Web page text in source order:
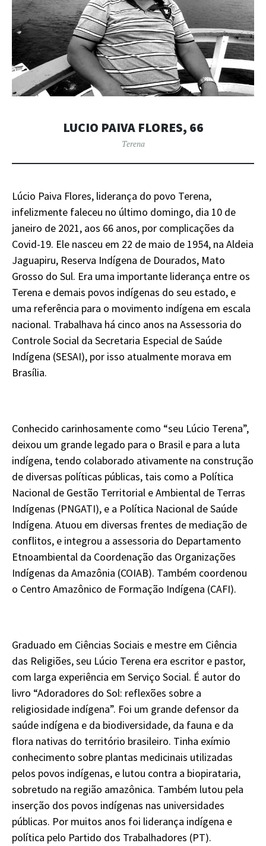
LUCIO PAIVA FLORES, 66
Terena
Lúcio Paiva Flores, liderança do povo Terena,
infelizmente faleceu no último domingo, dia 10 de
janeiro de 2021, aos 66 anos, por complicações da
Covid-19. Ele nasceu em 22 de maio de 1954, na Aldeia
Jaguapiru, Reserva Indígena de Dourados, Mato
Grosso do Sul. Era uma importante liderança entre os
Terena e demais povos indígenas do seu estado, e
uma referência para o movimento indígena em escala
nacional. Trabalhava há cinco anos na Assessoria do
Controle Social da Secretaria Especial de Saúde
Indígena (SESAI), por isso atualmente morava em
Brasília.
Conhecido carinhosamente como “seu Lúcio Terena”,
deixou um grande legado para o Brasil e para a luta
indígena, tendo colaborado ativamente na construção
de diversas políticas públicas, tais como a Política
Nacional de Gestão Territorial e Ambiental de Terras
Indígenas (PNGATI), e a Política Nacional de Saúde
Indígena. Atuou em diversas frentes de mediação de
conflitos, e integrou a assessoria do Departamento
Etnoambiental da Coordenação das Organizações
Indígenas da Amazônia (COIAB). Também coordenou
o Centro Amazônico de Formação Indígena (CAFI).
Graduado em Ciências Sociais e mestre em Ciência
das Religiões, seu Lúcio Terena era escritor e pastor,
com larga experiência em Serviço Social. É autor do
livro “Adoradores do Sol: reflexões sobre a
religiosidade indígena”. Foi um grande defensor da
saúde indígena e da biodiversidade, da fauna e da
flora nativas do território brasileiro. Tinha exímio
conhecimento sobre plantas medicinais utilizadas
pelos povos indígenas, e lutou contra a biopirataria,
sobretudo na região amazônica. Também lutou pela
inserção dos povos indígenas nas universidades
públicas. Por muitos anos foi liderança indígena e
política pelo Partido dos Trabalhadores (PT).